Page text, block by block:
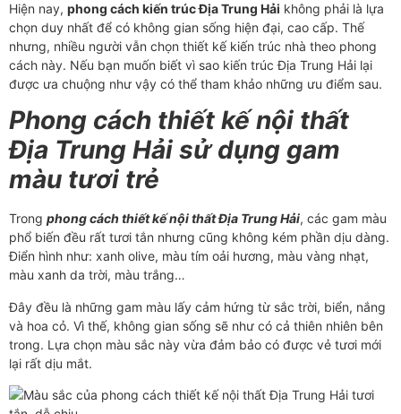
Hiện nay, phong cách kiến trúc Địa Trung Hải không phải là lựa
chọn duy nhất để có không gian sống hiện đại, cao cấp. Thế
nhưng, nhiều người vẫn chọn thiết kế kiến trúc nhà theo phong
cách này. Nếu bạn muốn biết vì sao kiến trúc Địa Trung Hải lại
được ưa chuộng như vậy có thể tham khảo những ưu điểm sau.
Phong cách thiết kế nội thất
Địa Trung Hải sử dụng gam
màu tươi trẻ
Trong phong cách thiết kế nội thất Địa Trung Hải, các gam màu
phổ biến đều rất tươi tắn nhưng cũng không kém phần dịu dàng.
Điển hình như: xanh olive, màu tím oải hương, màu vàng nhạt,
màu xanh da trời, màu trắng…
Đây đều là những gam màu lấy cảm hứng từ sắc trời, biển, nắng
và hoa cỏ. Vì thế, không gian sống sẽ như có cả thiên nhiên bên
trong. Lựa chọn màu sắc này vừa đảm bảo có được vẻ tươi mới
lại rất dịu mắt.